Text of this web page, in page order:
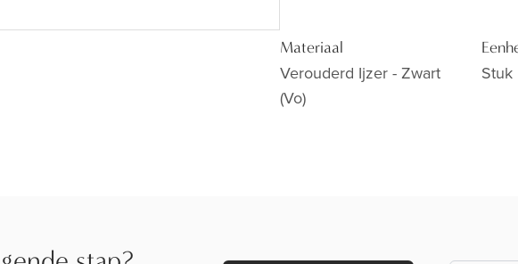
Materiaal
Verouderd Ijzer - Zwart
(vo)
Stuk